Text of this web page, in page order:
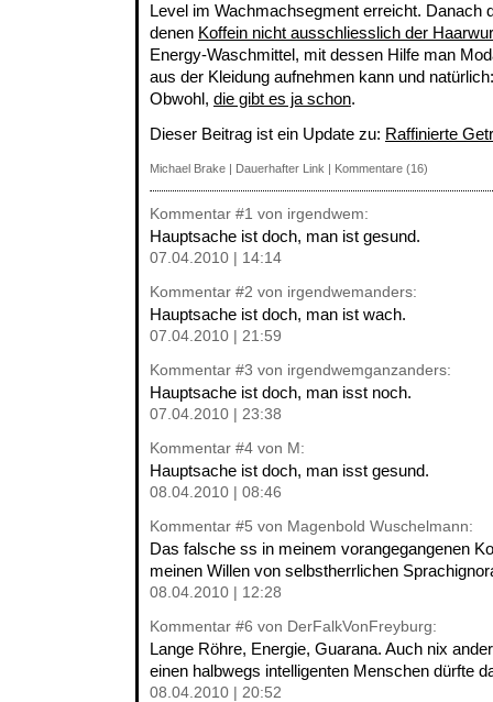
Level im Wachmachsegment erreicht. Danach
denen Koffein nicht ausschliesslich der
Energy-Waschmittel, mit dessen Hilfe man
aus der Kleidung aufnehmen kann und
Obwohl, die gibt es ja schon.
Dieser Beitrag ist ein Update zu: Raffinierte
Michael Brake | Dauerhafter Link | Kommentare (16)
Kommentar #1 von irgendwem:
Hauptsache ist doch, man ist gesund.
07.04.2010 | 14:14
Kommentar #2 von irgendwemanders:
Hauptsache ist doch, man ist wach.
07.04.2010 | 21:59
Kommentar #3 von irgendwemganzanders:
Hauptsache ist doch, man isst noch.
07.04.2010 | 23:38
Kommentar #4 von M:
Hauptsache ist doch, man isst gesund.
08.04.2010 | 08:46
Kommentar #5 von Magenbold Wuschelmann:
Das falsche ss in meinem vorangegangenen
meinen Willen von selbstherrlichen
08.04.2010 | 12:28
Kommentar #6 von DerFalkVonFreyburg:
Lange Röhre, Energie, Guarana. Auch nix
einen halbwegs intelligenten Menschen dürfte
08.04.2010 | 20:52